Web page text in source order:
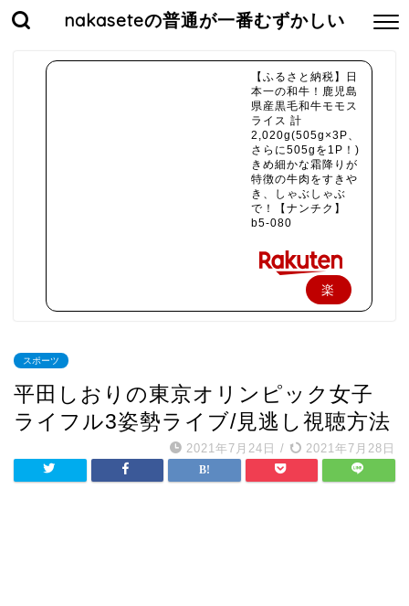
nakaseteの普通が一番むずかしい
【ふるさと納税】日
本一の和牛！鹿児島
県産黒毛和牛モモス
ライス 計
2,020g(505g×3P、
さらに505gを1P！)
きめ細かな霜降りが
特徴の牛肉をすきや
き、しゃぶしゃぶ
で！【ナンチク】
b5-080
楽
入
スポーツ
平田しおりの東京オリンピック女子
ライフル3姿勢ライブ/見逃し視聴方法
2021年7月24日 / 2021年7月28日